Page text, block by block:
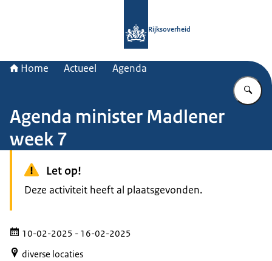
Rijksoverheid
Home Actueel Agenda
Agenda minister Madlener
week 7
Let op!
Deze activiteit heeft al plaatsgevonden.
10-02-2025 - 16-02-2025
diverse locaties